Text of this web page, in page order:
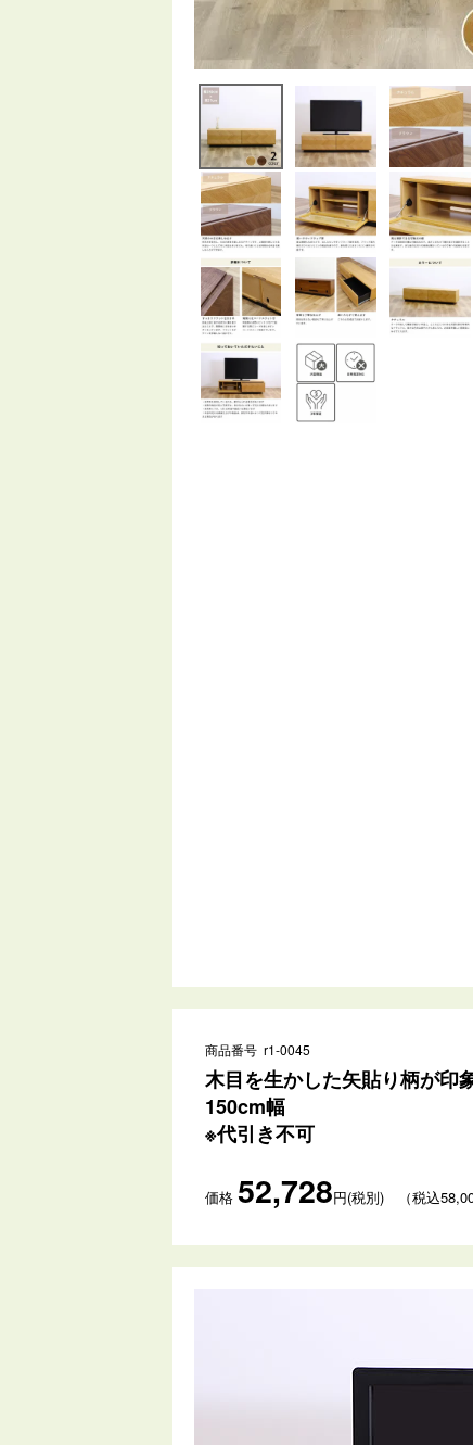
商品番号 r1-0045
木目を生かした矢貼り柄が印
150cm幅
※代引き不可
価格 52,728円(税別) （税込